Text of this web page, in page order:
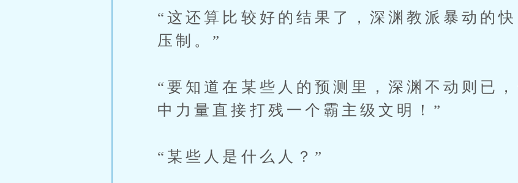
“这还算比较好的结果了，深渊教派暴动的
压制。”
“要知道在某些人的预测里，深渊不动则已
中力量直接打残一个霸主级文明！”
“某些人是什么人？”